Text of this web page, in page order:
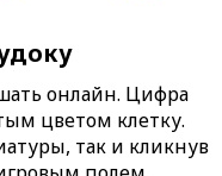
онлайн. Цифра
цветом клетку.
так и кликнув